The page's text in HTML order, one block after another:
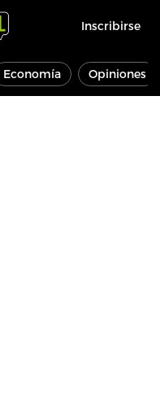
Inscribirse
Economía Opiniones